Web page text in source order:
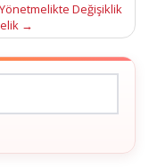
Değişiklik
→